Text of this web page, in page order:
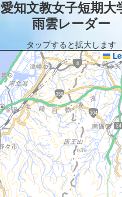
愛知文教女子短期大
雨雲レーダー
タップすると拡大します